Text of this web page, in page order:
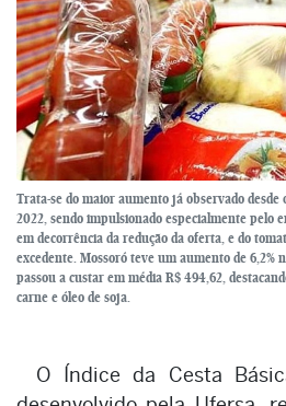
Trata-se do maior aumento já observado
2022, sendo impulsionado especialmente pelo
em decorrência da redução da oferta, e do
excedente. Mossoró teve um aumento de 6,2%
passou a custar em média R$ 494,62,
carne e óleo de soja.
O Índice da Cesta